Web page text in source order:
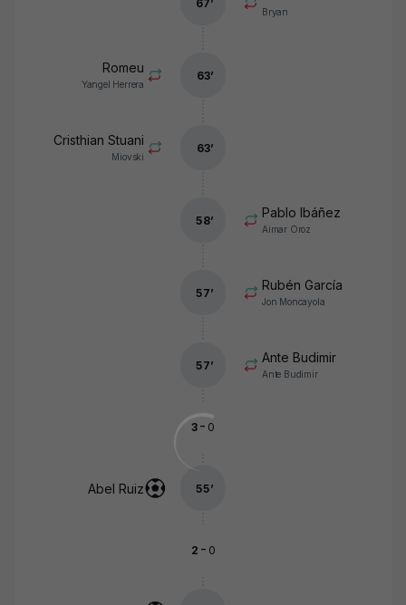
Bryan
67’
Romeu
Yangel Herrera
63’
Cristhian Stuani
Miovski
63’
Pablo Ibáñez
Aimar Oroz
58’
Rubén García
Jon Moncayola
57’
Ante Budimir
Ante Budimir
57’
3 - 0
Abel Ruiz 55’
2 - 0